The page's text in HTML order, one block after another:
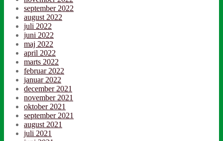
september 2022
august 2022
juli 2022
juni 2022
maj 2022
april 2022
marts 2022
februar 2022
januar 2022
december 2021
november 2021
oktober 2021
september 2021
august 2021
juli 2021